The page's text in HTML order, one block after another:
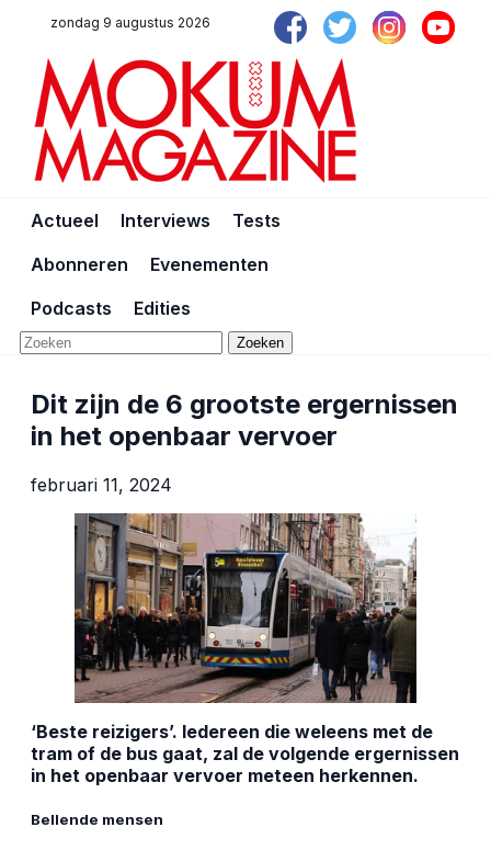
zondag 9 augustus 2026
Actueel Interviews
Tests
Abonneren
Evenementen
Podcasts
Edities
Zoeken
Dit zijn de 6 grootste ergernissen
in het openbaar vervoer
februari 11, 2024
‘Beste reizigers’. Iedereen die weleens met de
tram of de bus gaat, zal de volgende ergernissen
in het openbaar vervoer meteen herkennen.
Bellende mensen